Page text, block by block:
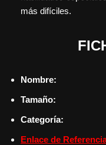
más difíciles.
Nombre:
Tamaño:
Categoría:
Enlace de